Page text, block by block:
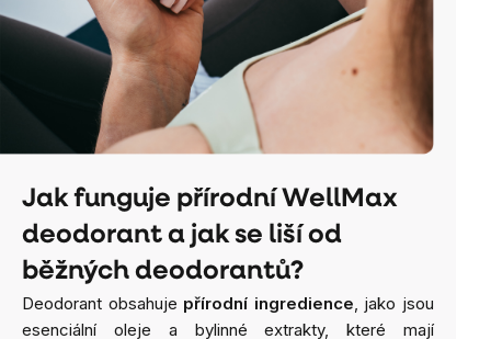
Jak funguje přírodní WellMax
deodorant a jak se liší od
běžných deodorantů?
Deodorant obsahuje přírodní ingredience, jako jsou
esenciální oleje a bylinné extrakty, které mají